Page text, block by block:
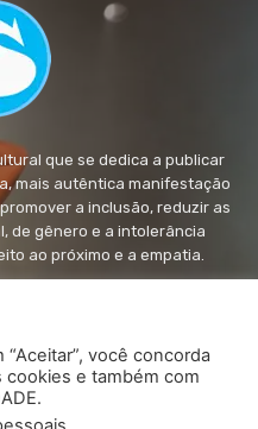
que se dedica a publicar
mais autêntica manifestação
a inclusão, reduzir as
de gênero e a intolerância
ao próximo e a empatia.
você concorda
cookies e também com